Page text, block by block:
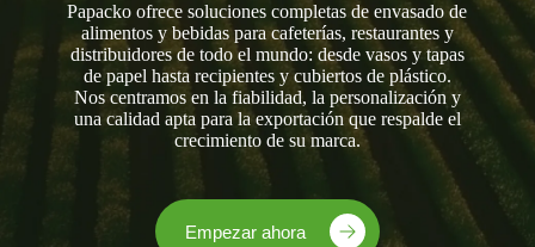
Papacko ofrece soluciones completas de envasado de
alimentos y bebidas para cafeterías, restaurantes y
distribuidores de todo el mundo: desde vasos y tapas
de papel hasta recipientes y cubiertos de plástico.
Nos centramos en la fiabilidad, la personalización y
una calidad apta para la exportación que respalde el
crecimiento de su marca.
Empezar ahora